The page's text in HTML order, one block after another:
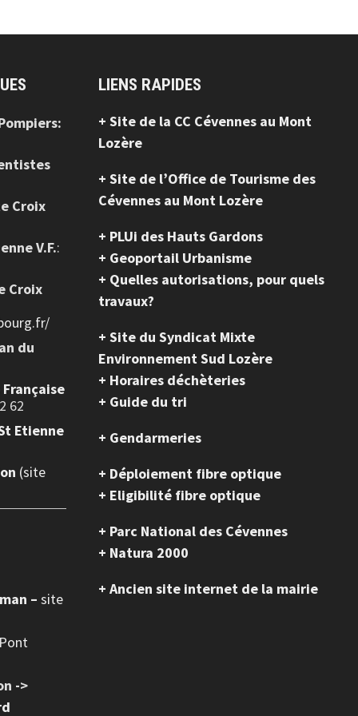
Croix
V.F.:
Croix
du
Française
62
Etienne
(site
– site
->
LIENS RAPIDES
+ Site de la CC Cévennes au Mont
Lozère
+ Site de l’Office de Tourisme des
Cévennes au Mont Lozère
+ PLUi des Hauts Gardons
+ Geoportail Urbanisme
+ Quelles autorisations, pour quels
travaux?
+ Site du Syndicat Mixte
Environnement Sud Lozère
+ Horaires déchèteries
+ Guide du tri
+ Gendarmeries
+ Déploiement fibre optique
+ Eligibilité fibre optique
+ Parc National des Cévennes
+ Natura 2000
+ Ancien site internet de la mairie